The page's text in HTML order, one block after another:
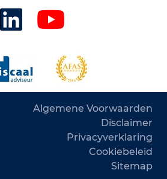
Algemene Voorwaarden
Disclaimer
Privacyverklaring
Cookiebeleid
Sitemap